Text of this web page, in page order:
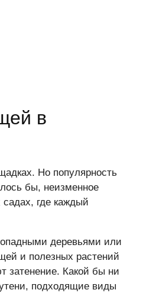
в
Но популярность
бы, неизменное
где каждый
деревьями или
и полезных растений
затенение. Какой бы ни
подходящие виды